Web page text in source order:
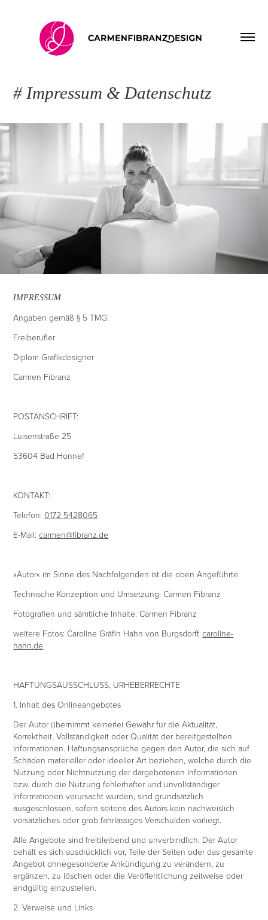
# Impressum & Datenschutz
IMPRESSUM
Angaben gemäß § 5 TMG:
Freiberufler
Diplom Grafikdesigner
Carmen Fibranz
POSTANSCHRIFT:
Luisenstraße 25
53604 Bad Honnef
KONTAKT:
Telefon:0172 5428065
E-Mail:carmen@fibranz.de
»Autor« im Sinne des Nachfolgenden ist die oben Angeführte.
Technische Konzeption und Umsetzung: Carmen Fibranz
Fotografien und sämtliche Inhalte: Carmen Fibranz
weitere Fotos: Caroline Gräfin Hahn von Burgsdorff,caroline-
hahn.de
HAFTUNGSAUSSCHLUSS, URHEBERRECHTE
1. Inhalt des Onlineangebotes
Der Autor übernimmt keinerlei Gewähr für die Aktualität,
Korrektheit, Vollständigkeit oder Qualität der bereitgestellten
Informationen. Haftungsansprüche gegen den Autor, die sich auf
Schäden materieller oder ideeller Art beziehen, welche durch die
Nutzung oder Nichtnutzung der dargebotenen Informationen
bzw. durch die Nutzung fehlerhafter und unvollständiger
Informationen verursacht wurden, sind grundsätzlich
ausgeschlossen, sofern seitens des Autors kein nachweislich
vorsätzliches oder grob fahrlässiges Verschulden vorliegt.
Alle Angebote sind freibleibend und unverbindlich. Der Autor
behält es sich ausdrücklich vor, Teile der Seiten oder das gesamte
Angebot ohnegesonderte Ankündigung zu verändern, zu
ergänzen, zu löschen oder die Veröffentlichung zeitweise oder
endgültig einzustellen.
2. Verweise und Links